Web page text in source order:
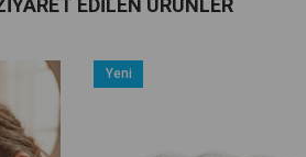
EDILEN ÜRÜNLER
Yeni